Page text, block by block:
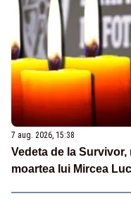
7 aug. 2026, 15:38
Vedeta de la
moartea lui Mircea